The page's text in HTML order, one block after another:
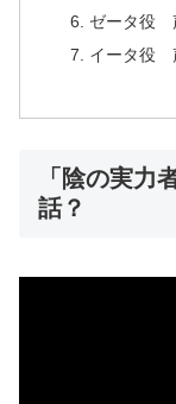
ゼータ役
イータ役
「陰の実力
話？